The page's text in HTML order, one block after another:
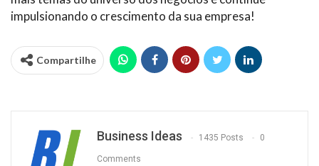
impulsionando o crescimento da sua empresa!
Compartilhe
Business Ideas 1435 Posts 0
Comments